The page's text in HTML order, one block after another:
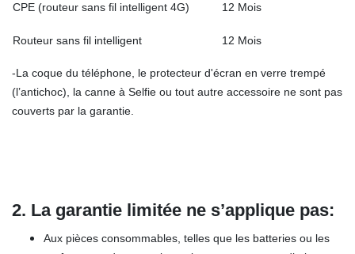
CPE (routeur sans fil intelligent 4G) 12 Mois
Routeur sans fil intelligent 12 Mois
-La coque du téléphone, le protecteur d'écran en verre trempé
(l’antichoc), la canne à Selfie ou tout autre accessoire ne sont pas
couverts par la garantie.
2. La garantie limitée ne s’applique pas:
Aux pièces consommables, telles que les batteries ou les